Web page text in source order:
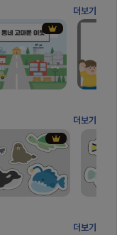
더보기
더보기
더보기